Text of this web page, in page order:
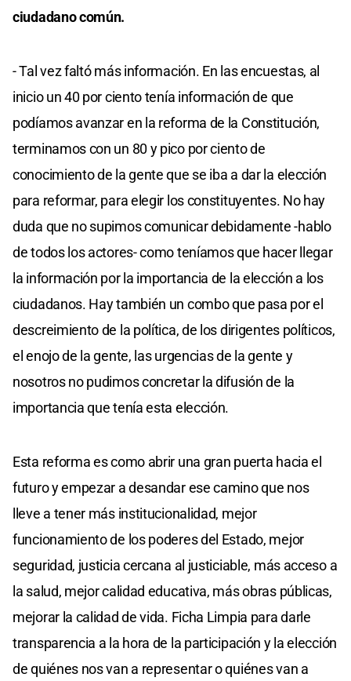
ciudadano común.
- Tal vez faltó más información. En las encuestas, al
inicio un 40 por ciento tenía información de que
podíamos avanzar en la reforma de la Constitución,
terminamos con un 80 y pico por ciento de
conocimiento de la gente que se iba a dar la elección
para reformar, para elegir los constituyentes. No hay
duda que no supimos comunicar debidamente -hablo
de todos los actores- como teníamos que hacer llegar
la información por la importancia de la elección a los
ciudadanos. Hay también un combo que pasa por el
descreimiento de la política, de los dirigentes políticos,
el enojo de la gente, las urgencias de la gente y
nosotros no pudimos concretar la difusión de la
importancia que tenía esta elección.
Esta reforma es como abrir una gran puerta hacia el
futuro y empezar a desandar ese camino que nos
lleve a tener más institucionalidad, mejor
funcionamiento de los poderes del Estado, mejor
seguridad, justicia cercana al justiciable, más acceso a
la salud, mejor calidad educativa, más obras públicas,
mejorar la calidad de vida. Ficha Limpia para darle
transparencia a la hora de la participación y la elección
de quiénes nos van a representar o quiénes van a